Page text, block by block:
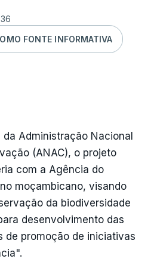
FONTE INFORMATIVA
Administração Nacional
(ANAC), o projeto
com a Agência do
moçambicano, visando
da biodiversidade
desenvolvimento das
de promoção de iniciativas